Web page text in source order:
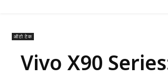
ऑटो टेक
Vivo X90